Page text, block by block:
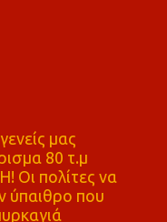
μας
80 τ.μ
πολίτες να
ύπαιθρο που